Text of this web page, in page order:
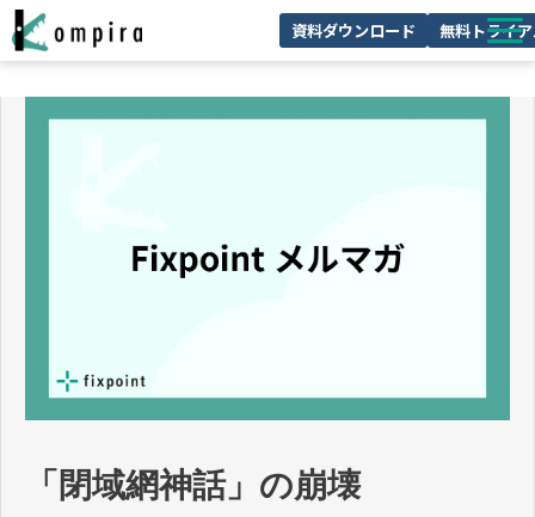
資料ダウンロード 無料トライ
技術情報
「閉域網神話」の崩壊